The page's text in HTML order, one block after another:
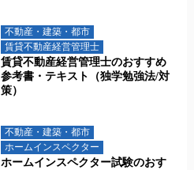
不動産・建築・都市
賃貸不動産経営管理士
賃貸不動産経営管理士のおすすめ
参考書・テキスト（独学勉強法/対
策）
不動産・建築・都市
ホームインスペクター
ホームインスペクター試験のおす